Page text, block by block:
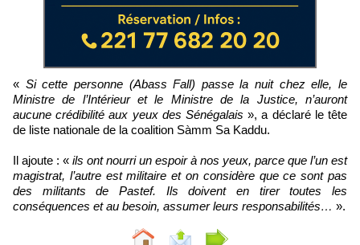
« Si cette personne (Abass Fall) passe la nuit chez elle, le
Ministre de l’Intérieur et le Ministre de la Justice, n’auront
aucune crédibilité aux yeux des Sénégalais », a déclaré le tête
de liste nationale de la coalition Sàmm Sa Kaddu.
Il ajoute : « ils ont nourri un espoir à nos yeux, parce que l’un est
magistrat, l’autre est militaire et on considère que ce sont pas
des militants de Pastef. Ils doivent en tirer toutes les
conséquences et au besoin, assumer leurs responsabilités… ».